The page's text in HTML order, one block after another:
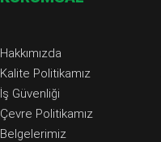
Hakkımızda
Kalite Politikamız
İş Güvenliği
Çevre Politikamız
Belgelerimiz